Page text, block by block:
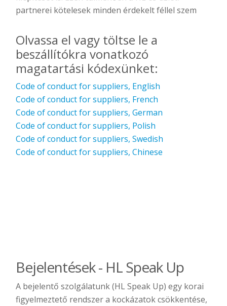
partnerei kötelesek minden érdekelt féllel szem
Olvassa el vagy töltse le a
beszállítókra vonatkozó
magatartási kódexünket:
Code of conduct for suppliers, English
Code of conduct for suppliers, French
Code of conduct for suppliers, German
Code of conduct for suppliers, Polish
Code of conduct for suppliers, Swedish
Code of conduct for suppliers, Chinese
Bejelentések - HL Speak Up
A bejelentő szolgálatunk (HL Speak Up) egy korai
figyelmeztető rendszer a kockázatok csökkentése,